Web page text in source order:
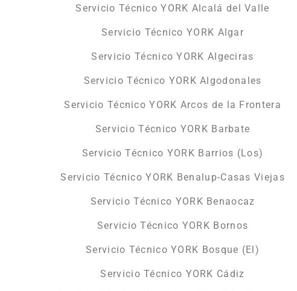
Servicio Técnico YORK Alcalá del Valle
Servicio Técnico YORK Algar
Servicio Técnico YORK Algeciras
Servicio Técnico YORK Algodonales
Servicio Técnico YORK Arcos de la Frontera
Servicio Técnico YORK Barbate
Servicio Técnico YORK Barrios (Los)
Servicio Técnico YORK Benalup-Casas Viejas
Servicio Técnico YORK Benaocaz
Servicio Técnico YORK Bornos
Servicio Técnico YORK Bosque (El)
Servicio Técnico YORK Cádiz